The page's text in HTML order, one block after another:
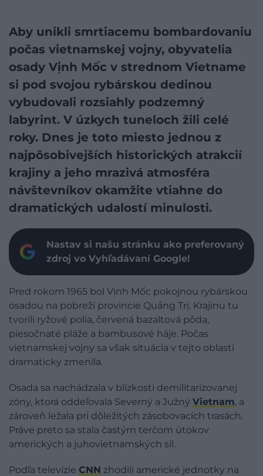
Aby unikli smrtiacemu bombardovaniu
počas vietnamskej vojny, obyvatelia
osady Vịnh Mốc v strednom Vietname
si pod svojou rybárskou dedinou
vybudovali rozsiahly podzemný
labyrint. V úzkych tuneloch žili celé
roky. Dnes je toto miesto jednou z
najpôsobivejších historických atrakcií
krajiny a jeho mrazivá atmosféra
návštevníkov okamžite vtiahne do
dramatických udalostí minulosti.
Nastav si našu stránku ako preferovaný
zdroj vo Vyhľadávaní Google!
Pred rokom 1965 bol Vịnh Mốc pokojnou rybárskou
osadou na pobreží provincie Quảng Trị. Krajinu tu
tvorili ryžové polia, červená bazaltová pôda,
piesočnaté pláže a bambusové háje. Počas
vietnamskej vojny sa však situácia v tejto oblasti
dramaticky zmenila.
Osada sa nachádzala v blízkosti demilitarizovanej
zóny, ktorá oddeľovala Severný a Južný Vietnam, a
zároveň ležala pri dôležitých zásobovacích trasách.
Práve preto sa stala častým terčom útokov
amerických a juhovietnamských síl.
Podľa televízie CNN zhodili americké jednotky na